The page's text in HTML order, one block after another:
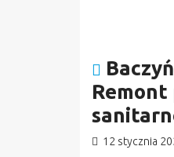
12 stycznia